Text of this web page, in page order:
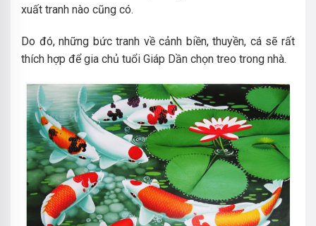
xuất tranh nào cũng có.
Do đó, những bức tranh về cảnh biền, thuyền, cá sẽ rất
thích hợp để gia chủ tuổi Giáp Dần chọn treo trong nhà.